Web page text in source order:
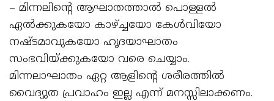
– മിന്നലിന്റെ ആഘാതത്താൽ പൊള്ളൽ
ഏൽക്കുകയോ കാഴ്ച്ചയോ കേൾവിയോ
നഷ്ടമാവുകയോ ഹൃദയാഘാതം
സംഭവിയ്ക്കുകയോ വരെ ചെയ്യാം.
മിന്നലാഘാതം ഏറ്റ ആളിന്റെ ശരീരത്തിൽ
വൈദ്യുത പ്രവാഹം ഇല്ല എന്ന് മനസ്സിലാക്കണം.